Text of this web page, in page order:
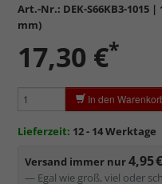
Standardglas
Formstabil, preiswert,
sowiekratzfest.
Reflektierende
werden kann.
Schutz des Bildes.
Normalglas hat eine
Bereich der Weißtöne zu
Art.-Nr.: DEK-S66KB3-1015 |
mm)
17,30 €*
In den
Lieferzeit: 12 - 14 Werktage
Versand immer nur4,95 €
— Egal wie groß, viel oder